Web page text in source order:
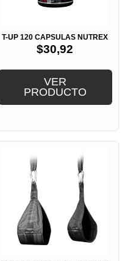
T-UP 120 CAPSULAS NUTREX
$30,92
VER
PRODUCTO